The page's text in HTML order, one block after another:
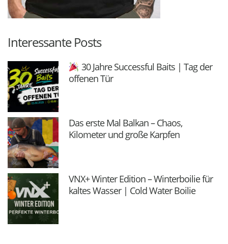
Interessante Posts
30 Jahre Successful Baits | Tag der
offenen Tür
Das erste Mal Balkan – Chaos,
Kilometer und große Karpfen
VNX+ Winter Edition – Winterboilie für
kaltes Wasser | Cold Water Boilie